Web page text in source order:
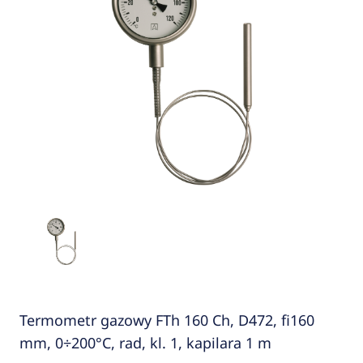
Termometr gazowy FTh 160 Ch, D472, fi160
mm, 0÷200°C, rad, kl. 1, kapilara 1 m